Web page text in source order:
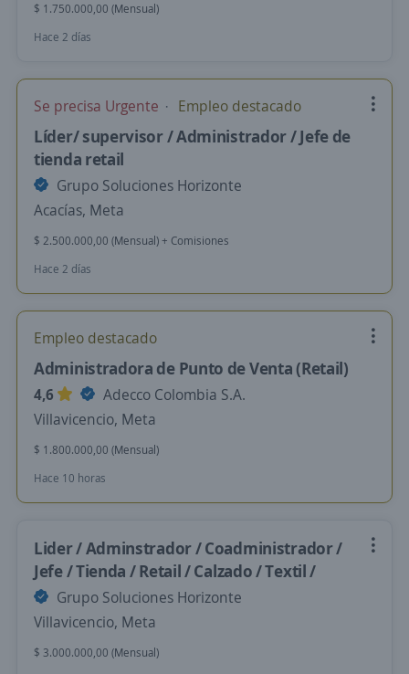
$ 1.750.000,00 (Mensual)
Hace 2 días
Se precisa Urgente Empleo destacado
Líder/ supervisor / Administrador / Jefe de
tienda retail
Grupo Soluciones Horizonte
Acacías, Meta
$ 2.500.000,00 (Mensual) + Comisiones
Hace 2 días
Empleo destacado
Administradora de Punto de Venta (Retail)
4,6
Adecco Colombia S.A.
Villavicencio, Meta
$ 1.800.000,00 (Mensual)
Hace 10 horas
Lider / Adminstrador / Coadministrador /
Jefe / Tienda / Retail / Calzado / Textil /
Grupo Soluciones Horizonte
Villavicencio, Meta
$ 3.000.000,00 (Mensual)